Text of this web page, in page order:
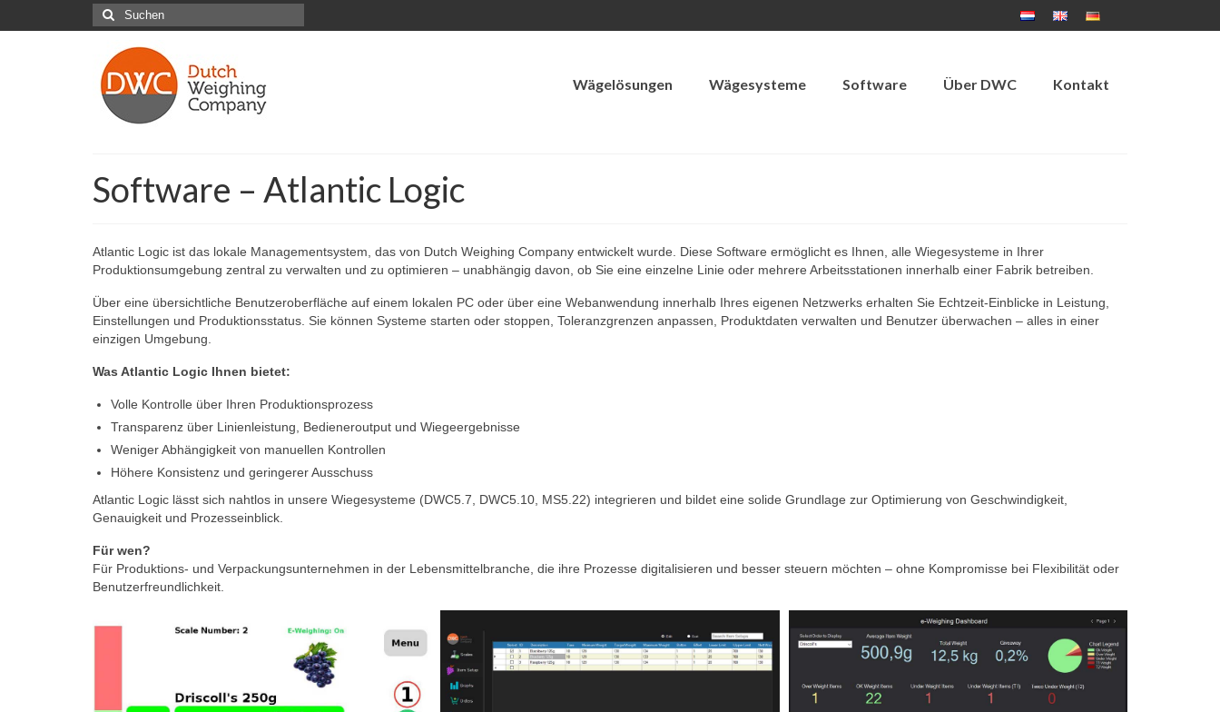
Suchen
nach:
Wägelösungen Wägesysteme Software Über DWC Kontakt
Software – Atlantic Logic
Atlantic Logic ist das lokale Managementsystem, das von Dutch Weighing Company entwickelt wurde. Diese Software ermöglicht es Ihnen, alle Wiegesysteme in Ihrer
Produktionsumgebung zentral zu verwalten und zu optimieren – unabhängig davon, ob Sie eine einzelne Linie oder mehrere Arbeitsstationen innerhalb einer Fabrik betreiben.
Über eine übersichtliche Benutzeroberfläche auf einem lokalen PC oder über eine Webanwendung innerhalb Ihres eigenen Netzwerks erhalten Sie Echtzeit-Einblicke in Leistung,
Einstellungen und Produktionsstatus. Sie können Systeme starten oder stoppen, Toleranzgrenzen anpassen, Produktdaten verwalten und Benutzer überwachen – alles in einer
einzigen Umgebung.
Was Atlantic Logic Ihnen bietet:
Volle Kontrolle über Ihren Produktionsprozess
Transparenz über Linienleistung, Bedieneroutput und Wiegeergebnisse
Weniger Abhängigkeit von manuellen Kontrollen
Höhere Konsistenz und geringerer Ausschuss
Atlantic Logic lässt sich nahtlos in unsere Wiegesysteme (DWC5.7, DWC5.10, MS5.22) integrieren und bildet eine solide Grundlage zur Optimierung von Geschwindigkeit,
Genauigkeit und Prozesseinblick.
Für wen?
Für Produktions- und Verpackungsunternehmen in der Lebensmittelbranche, die ihre Prozesse digitalisieren und besser steuern möchten – ohne Kompromisse bei Flexibilität oder
Benutzerfreundlichkeit.